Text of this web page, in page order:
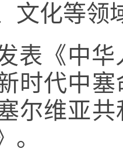
文化等领
《中华
时代中
尔维亚
。